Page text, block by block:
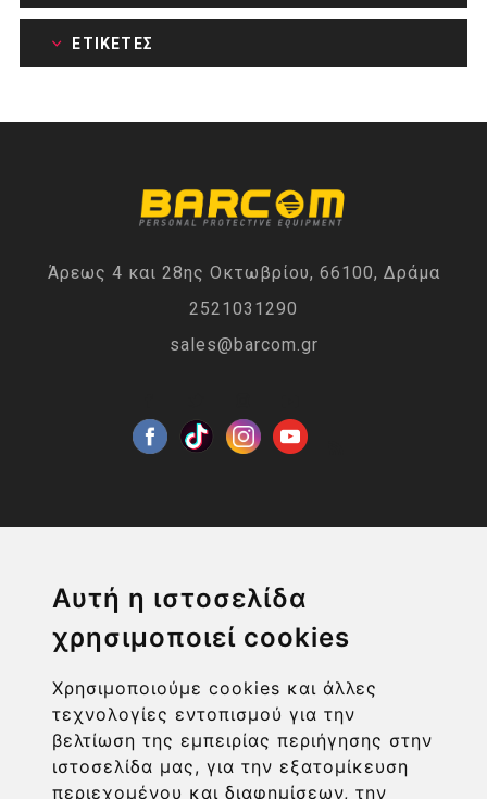
Αυτή η ιστοσελίδα
χρησιμοποιεί cookies
Χρησιμοποιούμε cookies και άλλες
τεχνολογίες εντοπισμού για την
βελτίωση της εμπειρίας περιήγησης στην
ιστοσελίδα μας, για την εξατομίκευση
περιεχομένου και διαφημίσεων, την
ΕΤΙΚΈΤΕΣ
Άρεως 4 και 28ης Οκτωβρίου, 66100, Δράμα
2521031290
sales@barcom.gr
ΧΡΗΣΙΜΑ LINKS
ΠΛΗΡΟΦΟΡΙΕΣ ΧΡΗΣΤΗ